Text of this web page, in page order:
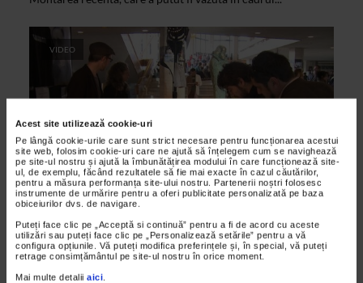
Acest site utilizează cookie-uri
Pe lângă cookie-urile care sunt strict necesare pentru funcționarea acestui
site web, folosim cookie-uri care ne ajută să înțelegem cum se navighează
pe site-ul nostru și ajută la îmbunătățirea modului în care funcționează site-
ul, de exemplu, făcând rezultatele să fie mai exacte în cazul căutărilor,
pentru a măsura performanța site-ului nostru. Partenerii noștri folosesc
instrumente de urmărire pentru a oferi publicitate personalizată pe baza
obiceiurilor dvs. de navigare.
Puteți face clic pe „Acceptă si continuă” pentru a fi de acord cu aceste
utilizări sau puteți face clic pe „Personalizează setările” pentru a vă
configura opțiunile. Vă puteți modifica preferințele și, în special, vă puteți
retrage consimțământul pe site-ul nostru în orice moment.
Mai multe detalii aici
VIDEO
ARTELE SPECTACOLULUI
Festivalul International Shakespeare
2012
27/04/2012